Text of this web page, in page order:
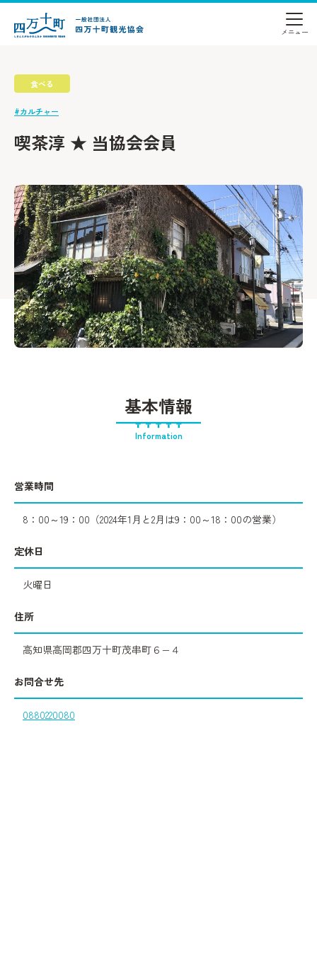
食べる
#カルチャー
喫茶淳 ★ 当協会会員
基本情報
Information
営業時間
8：00～19：00（2024年1月と2月は9：00～18：00の営業）
定休日
火曜日
住所
高知県高岡郡四万十町茂串町６−４
お問合せ先
0880220080